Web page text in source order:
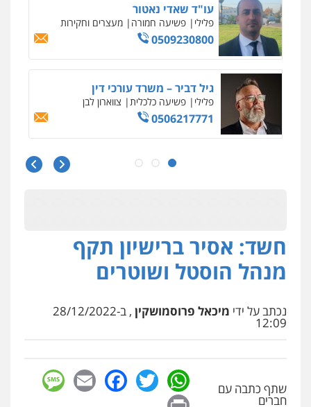
עו"ד שאדי נאטור
פלילי פשיעה חמורה מעצרים וחקירות
0509230800
גיל דביר – משרד עורכי דין
פלילי פשיעה כלכלית צווארון לבן
0506217771
סלימאן אבו שעירה – משרד עורכי דין
עו"ד אסף גונן
פלילי פשע חמור תעבורה צבא
וחקירות
0542255161
גל דהן – משרד עורך דין פלילי
עו"ד ראוף נג'אר
חשד: אסיר ברישיון תקף
מנהל הוסטל ושוטרים
נכתב על ידי מיכאל פרוסמושקין , ב-28/12/2022
12:09
שתף כתבה עם
חברים
WhatsApp
Twitter
Facebook
Email